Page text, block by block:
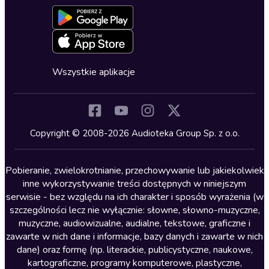
Dla młodzieży
Kryminały
Lektury szkolne
Literatura anglojęzyczna
Literatura faktu
Literatura obyczajowa
Literatura piękna obca
Literatura piękna polska
Formularz zgłaszania nielegalnych treści
Deklaracja dostępności
Oferta dla firm i bibliotek
Blog
Zapowiedzi
Cykle audiobooków
Wszystkie aplikacje
Copyright © 2008-2026 Audioteka Group Sp. z o.o.
Pobieranie, zwielokrotnianie, przechowywanie lub jakiekolwiek
inne wykorzystywanie treści dostępnych w niniejszym
serwisie - bez względu na ich charakter i sposób wyrażenia (w
szczególności lecz nie wyłącznie: słowne, słowno-muzyczne,
muzyczne, audiowizualne, audialne, tekstowe, graficzne i
zawarte w nich dane i informacje, bazy danych i zawarte w nich
dane) oraz formę (np. literackie, publicystyczne, naukowe,
kartograficzne, programy komputerowe, plastyczne,